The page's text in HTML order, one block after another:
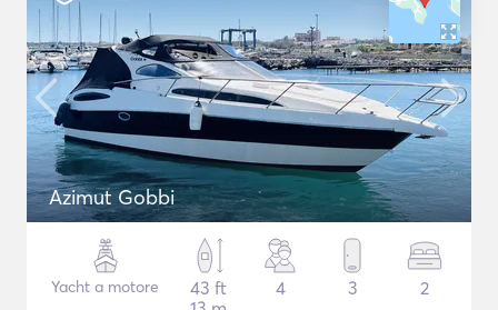
Azimut Gobbi
Yacht a motore
43 ft
4 3 2